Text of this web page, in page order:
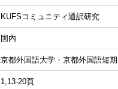
KUFSコミュニティ通訳研究
国内
京都外国語大学・京都外国語短
1,13-20頁